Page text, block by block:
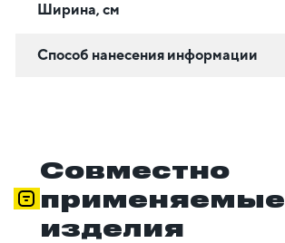
Ширина, см
Способ нанесения информации
Совместно
применяемые
изделия